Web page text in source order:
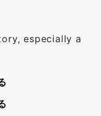
especially a